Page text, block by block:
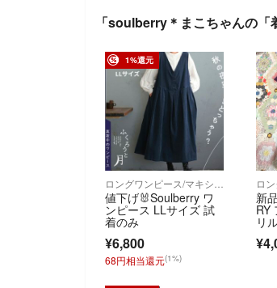
「soulberry＊まこちゃんの
1%還元
値下げ🐰Soulberry ワ
ンピース LLサイズ 試
着のみ
¥6,800
68円相当還元(1%)
新
RY
リ